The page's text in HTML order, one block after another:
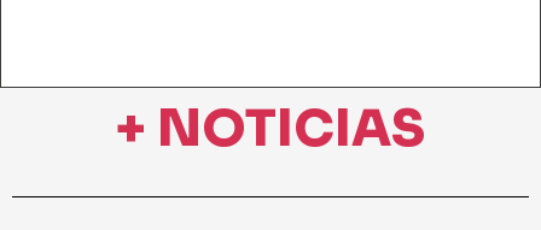
+ NOTICIAS